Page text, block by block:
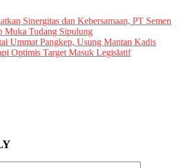
Sinergitas dan Kebersamaan, PT Semen
Muka Tudang Sipulung
Ummat Pangkep, Usung Mantan Kadis
Optimis Target Masuk Legislatif